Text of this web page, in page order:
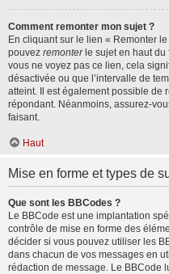
Comment remonter mon sujet ?
En cliquant sur le lien « Remonter
pouvez remonterle sujet en haut du
vous ne voyez pas ce lien, cela
désactivée ou que l’intervalle de
atteint. Il est également possible de
répondant. Néanmoins, assurez-
faisant.
Haut
Mise en forme et types de
Que sont les BBCodes ?
Le BBCode est une implantation
contrôle de mise en forme des
décider si vous pouvez utiliser les
dans chacun de vos messages en
rédaction de message. Le BBCode